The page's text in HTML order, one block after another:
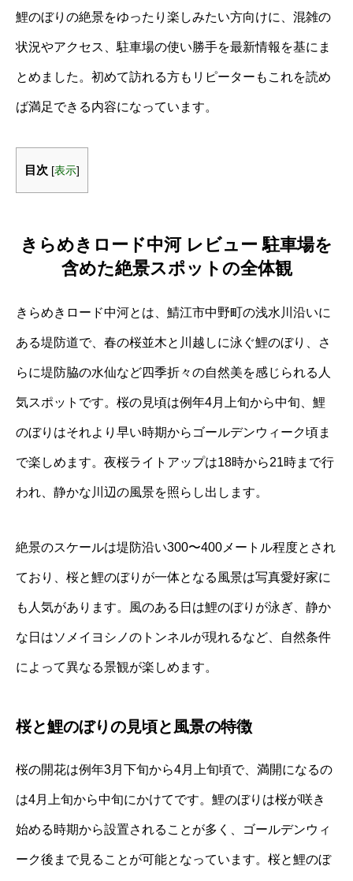
鯉のぼりの絶景をゆったり楽しみたい方向けに、混雑の
状況やアクセス、駐車場の使い勝手を最新情報を基にま
とめました。初めて訪れる方もリピーターもこれを読め
ば満足できる内容になっています。
目次 [表示]
きらめきロード中河 レビュー 駐車場を
含めた絶景スポットの全体観
きらめきロード中河とは、鯖江市中野町の浅水川沿いに
ある堤防道で、春の桜並木と川越しに泳ぐ鯉のぼり、さ
らに堤防脇の水仙など四季折々の自然美を感じられる人
気スポットです。桜の見頃は例年4月上旬から中旬、鯉
のぼりはそれより早い時期からゴールデンウィーク頃ま
で楽しめます。夜桜ライトアップは18時から21時まで行
われ、静かな川辺の風景を照らし出します。
絶景のスケールは堤防沿い300〜400メートル程度とされ
ており、桜と鯉のぼりが一体となる風景は写真愛好家に
も人気があります。風のある日は鯉のぼりが泳ぎ、静か
な日はソメイヨシノのトンネルが現れるなど、自然条件
によって異なる景観が楽しめます。
桜と鯉のぼりの見頃と風景の特徴
桜の開花は例年3月下旬から4月上旬頃で、満開になるの
は4月上旬から中旬にかけてです。鯉のぼりは桜が咲き
始める時期から設置されることが多く、ゴールデンウィ
ーク後まで見ることが可能となっています。桜と鯉のぼ